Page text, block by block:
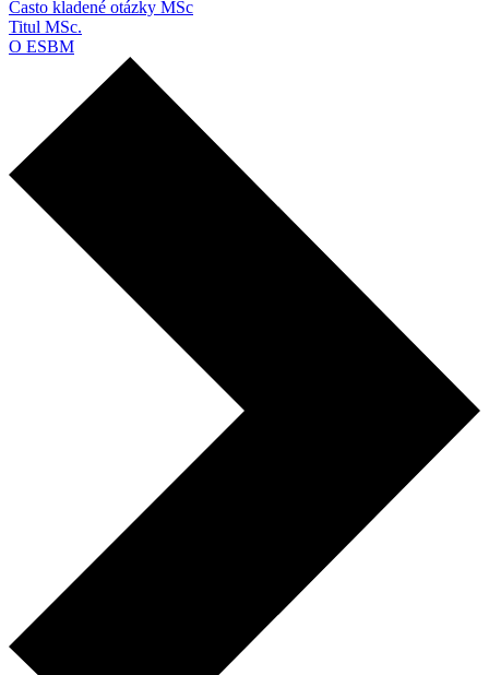
Často kladené otázky MSc
Titul MSc.
O ESBM